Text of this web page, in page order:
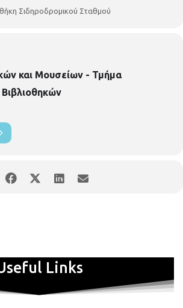
Σιδηροδρομικού Σταθμού
και Μουσείων - Τμήμα
Links